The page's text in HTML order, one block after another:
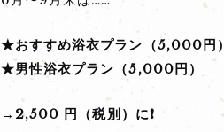
★おすすめ浴衣プラン（5,000円）
★男性浴衣プラン（5,000円）
→2,500 円（税別）に❗